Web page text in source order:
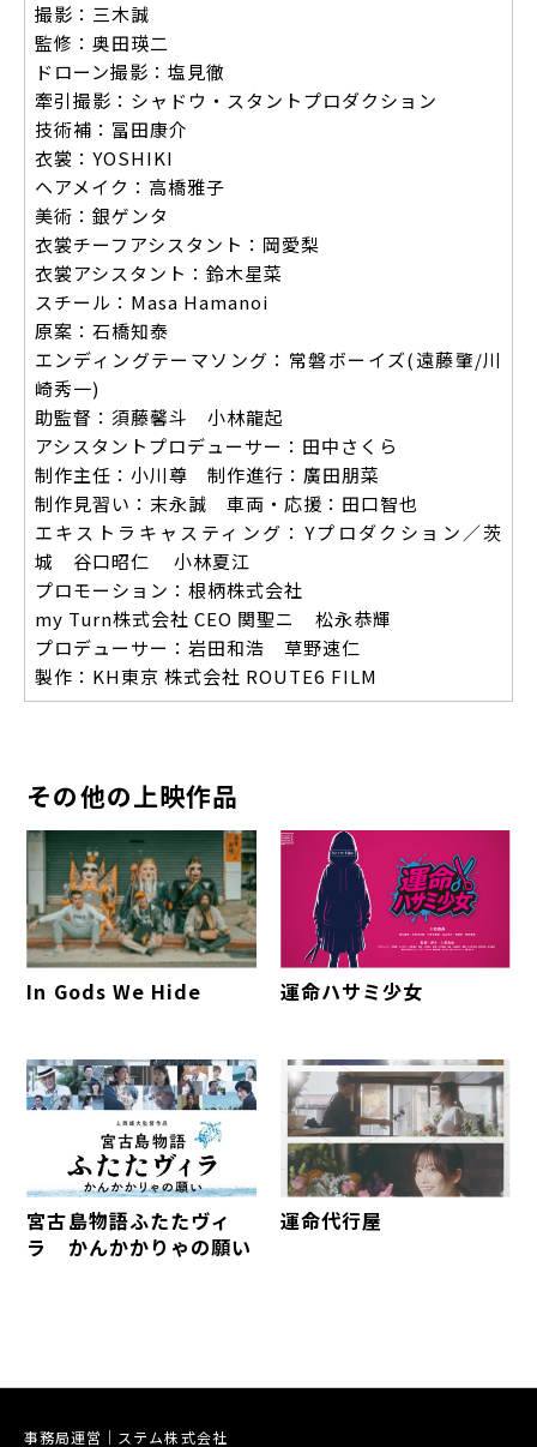
撮影：三木誠
監修：奥田瑛二
ドローン撮影：塩見徹
牽引撮影：シャドウ・スタントプロダクション
技術補：冨田康介
衣裳：YOSHIKI
ヘアメイク：高橋雅子
美術：銀ゲンタ
衣裳チーフアシスタント：岡愛梨
衣裳アシスタント：鈴木星菜
スチール：Masa Hamanoi
原案：石橋知泰
エンディングテーマソング：常磐ボーイズ(遠藤肇/川
崎秀一)
助監督：須藤馨斗 小林龍起
アシスタントプロデューサー：田中さくら
制作主任：小川尊 制作進行：廣田朋菜
制作見習い：末永誠 車両・応援：田口智也
エキストラキャスティング：Yプロダクション／茨
城 谷口昭仁 小林夏江
プロモーション：根柄株式会社
my Turn株式会社 CEO 関聖ニ 松永恭輝
プロデューサー：岩田和浩 草野速仁
製作：KH東京 株式会社 ROUTE6 FILM
その他の上映作品
In Gods We Hide 運命ハサミ少女
宮古島物語ふたたヴィ
ラ かんかかりゃの願い
運命代行屋
事務局運営｜ステム株式会社